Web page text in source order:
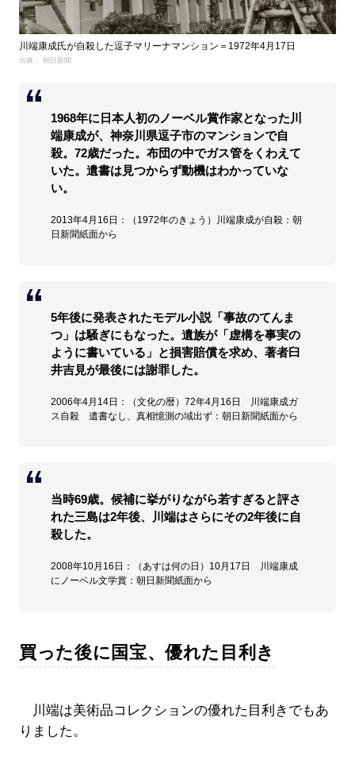
川端康成氏が自殺した逗子マリーナマンション＝1972年4月17日
出典： 朝日新聞
1968年に日本人初のノーベル賞作家となった川
端康成が、神奈川県逗子市のマンションで自
殺。72歳だった。布団の中でガス管をくわえて
いた。遺書は見つからず動機はわかっていな
い。
2013年4月16日：（1972年のきょう）川端康成が自殺：朝
日新聞紙面から
5年後に発表されたモデル小説「事故のてんま
つ」は騒ぎにもなった。遺族が「虚構を事実の
ように書いている」と損害賠償を求め、著者臼
井吉見が最後には謝罪した。
2006年4月14日：（文化の暦）72年4月16日 川端康成ガ
ス自殺 遺書なし、真相憶測の域出ず：朝日新聞紙面から
当時69歳。候補に挙がりながら若すぎると評さ
れた三島は2年後、川端はさらにその2年後に自
殺した。
2008年10月16日：（あすは何の日）10月17日 川端康成
にノーベル文学賞：朝日新聞紙面から
買った後に国宝、優れた目利き
川端は美術品コレクションの優れた目利きでもあ
りました。